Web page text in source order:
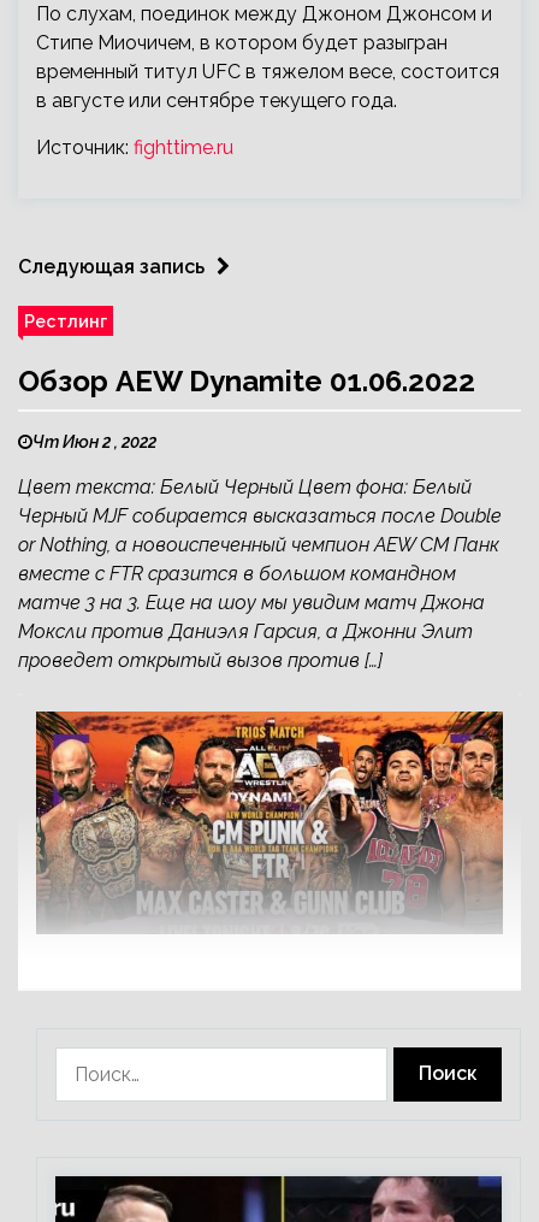
По слухам, поединок между Джоном Джонсом и
Стипе Миочичем, в котором будет разыгран
временный титул UFC в тяжелом весе, состоится
в августе или сентябре текущего года.
Источник: fighttime.ru
Следующая запись
Рестлинг
Обзор AEW Dynamite 01.06.2022
Чт Июн 2 , 2022
Цвет текста: Белый Черный Цвет фона: Белый
Черный MJF собирается высказаться после Double
or Nothing, а новоиспеченный чемпион AEW СМ Панк
вместе с FTR сразится в большом командном
матче 3 на 3. Еще на шоу мы увидим матч Джона
Моксли против Даниэля Гарсия, а Джонни Элит
проведет открытый вызов против […]